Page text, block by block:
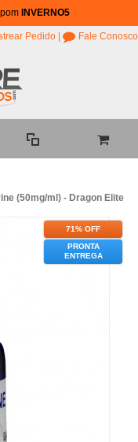
INVERNO5
Pedido Fale Conosco
(50mg/ml) - Dragon Elite
71% OFF
PRONTA
ENTREGA